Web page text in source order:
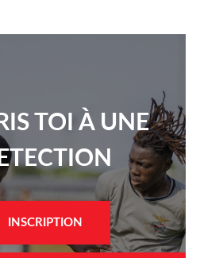
TOI À UNE
INSCRIPTION